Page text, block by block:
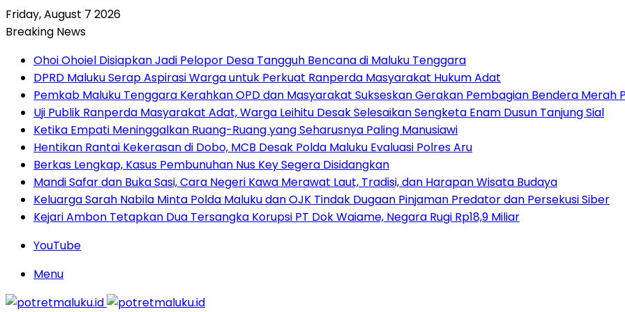
Friday, August 7 2026
Breaking News
Ohoi Ohoiel Disiapkan Jadi Pelopor Desa Tangguh Bencana di Maluku Tenggara
DPRD Maluku Serap Aspirasi Warga untuk Perkuat Ranperda Masyarakat Hukum Adat
Pemkab Maluku Tenggara Kerahkan OPD dan Masyarakat Sukseskan Gerakan Pembagian Bendera Merah
Uji Publik Ranperda Masyarakat Adat, Warga Leihitu Desak Selesaikan Sengketa Enam Dusun Tanjung Sial
Ketika Empati Meninggalkan Ruang-Ruang yang Seharusnya Paling Manusiawi
Hentikan Rantai Kekerasan di Dobo, MCB Desak Polda Maluku Evaluasi Polres Aru
Berkas Lengkap, Kasus Pembunuhan Nus Key Segera Disidangkan
Mandi Safar dan Buka Sasi, Cara Negeri Kawa Merawat Laut, Tradisi, dan Harapan Wisata Budaya
Keluarga Sarah Nabila Minta Polda Maluku dan OJK Tindak Dugaan Pinjaman Predator dan Persekusi Siber
Kejari Ambon Tetapkan Dua Tersangka Korupsi PT Dok Waiame, Negara Rugi Rp18,9 Miliar
YouTube
Menu